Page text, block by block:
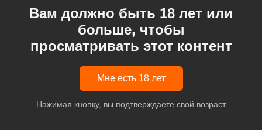
Вам должно быть 18 лет или
больше, чтобы
просматривать этот контент
Мне есть 18 лет
Нажимая кнопку, вы подтверждаете свой возраст